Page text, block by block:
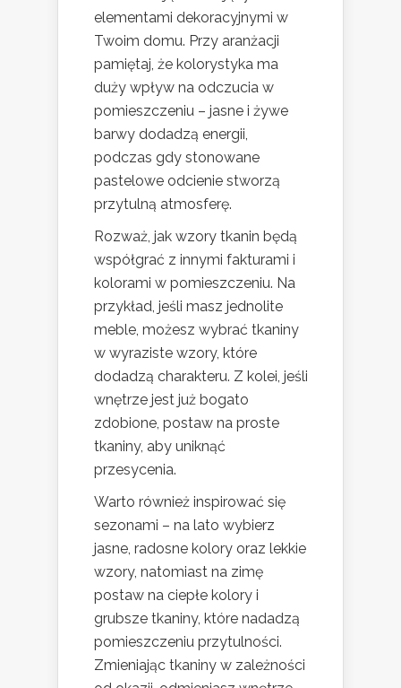
elementami dekoracyjnymi w
Twoim domu. Przy aranżacji
pamiętaj, że kolorystyka ma
duży wpływ na odczucia w
pomieszczeniu – jasne i żywe
barwy dodadzą energii,
podczas gdy stonowane
pastelowe odcienie stworzą
przytulną atmosferę.
Rozważ, jak wzory tkanin będą
współgrać z innymi fakturami i
kolorami w pomieszczeniu. Na
przykład, jeśli masz jednolite
meble, możesz wybrać tkaniny
w wyraziste wzory, które
dodadzą charakteru. Z kolei, jeśli
wnętrze jest już bogato
zdobione, postaw na proste
tkaniny, aby uniknąć
przesycenia.
Warto również inspirować się
sezonami – na lato wybierz
jasne, radosne kolory oraz lekkie
wzory, natomiast na zimę
postaw na ciepłe kolory i
grubsze tkaniny, które nadadzą
pomieszczeniu przytulności.
Zmieniając tkaniny w zależności